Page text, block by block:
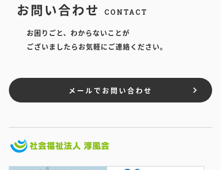
お問い合わせ CONTACT
お困りごと、わからないことが
ございましたらお気軽にご連絡ください。
メールでお問い合わせ